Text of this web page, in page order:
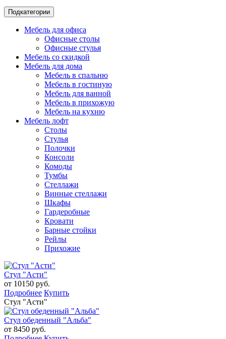
Подкатегории
Мебель для офиса
Офисные столы
Офисные стулья
Мебель со скидкой
Мебель для дома
Мебель в спальню
Мебель в гостиную
Мебель для ванной
Мебель в прихожую
Мебель на кухню
Мебель лофт
Столы
Стулья
Полочки
Консоли
Комоды
Тумбы
Стеллажи
Винные стеллажи
Шкафы
Гардеробные
Кровати
Барные стойки
Рейлы
Прихожие
Стул "Асти"
от 10150 руб.
Подробнее Купить
Стул "Асти"
Стул обеденный "Альба"
от 8450 руб.